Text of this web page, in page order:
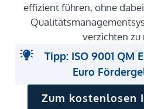
effizient führen, ohne
verzichten zu
Tipp: ISO 9001 QM
Euro
Zum kostenlosen